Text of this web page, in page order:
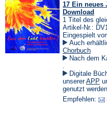
17 Ein neues
Download
1 Titel des
Artikel-Nr.:
Eingespielt
Auch
Chorbuch
Nach dem
in
einem
neuen
Tab)
.
Digitale
unsererAPP
in
genutzt
Empfehlen: